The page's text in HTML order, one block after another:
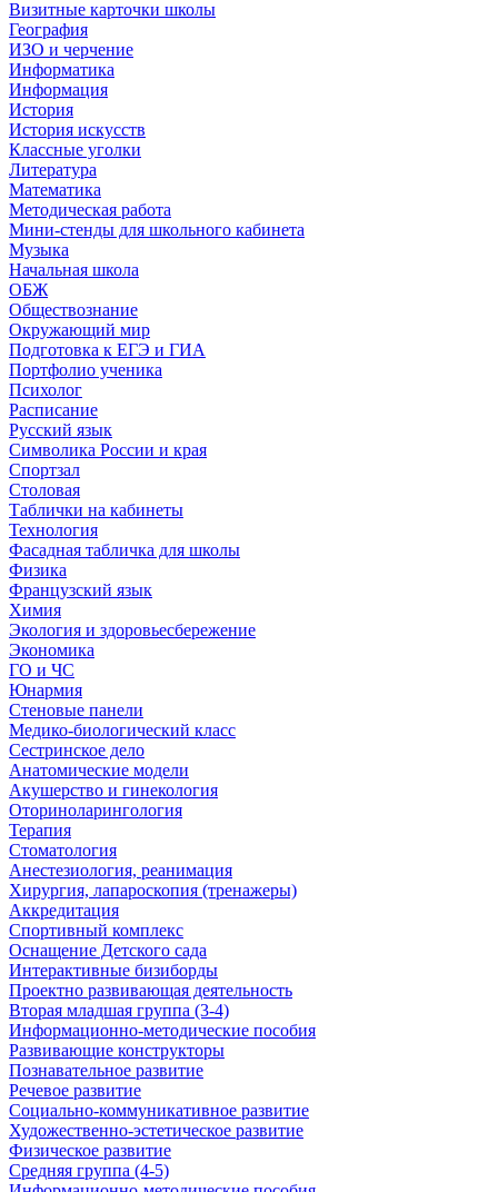
Визитные карточки школы
География
ИЗО и черчение
Информатика
Информация
История
История искусств
Классные уголки
Литература
Математика
Методическая работа
Мини-стенды для школьного кабинета
Музыка
Начальная школа
ОБЖ
Обществознание
Окружающий мир
Подготовка к ЕГЭ и ГИА
Портфолио ученика
Психолог
Расписание
Русский язык
Символика России и края
Спортзал
Столовая
Таблички на кабинеты
Технология
Фасадная табличка для школы
Физика
Французский язык
Химия
Экология и здоровьесбережение
Экономика
ГО и ЧС
Юнармия
Стеновые панели
Медико-биологический класс
Сестринское дело
Анатомические модели
Акушерство и гинекология
Оториноларингология
Терапия
Стоматология
Анестезиология, реанимация
Хирургия, лапароскопия (тренажеры)
Аккредитация
Спортивный комплекс
Оснащение Детского сада
Интерактивные бизиборды
Проектно развивающая деятельность
Вторая младшая группа (3-4)
Информационно-методические пособия
Развивающие конструкторы
Познавательное развитие
Речевое развитие
Социально-коммуникативное развитие
Художественно-эстетическое развитие
Физическое развитие
Средняя группа (4-5)